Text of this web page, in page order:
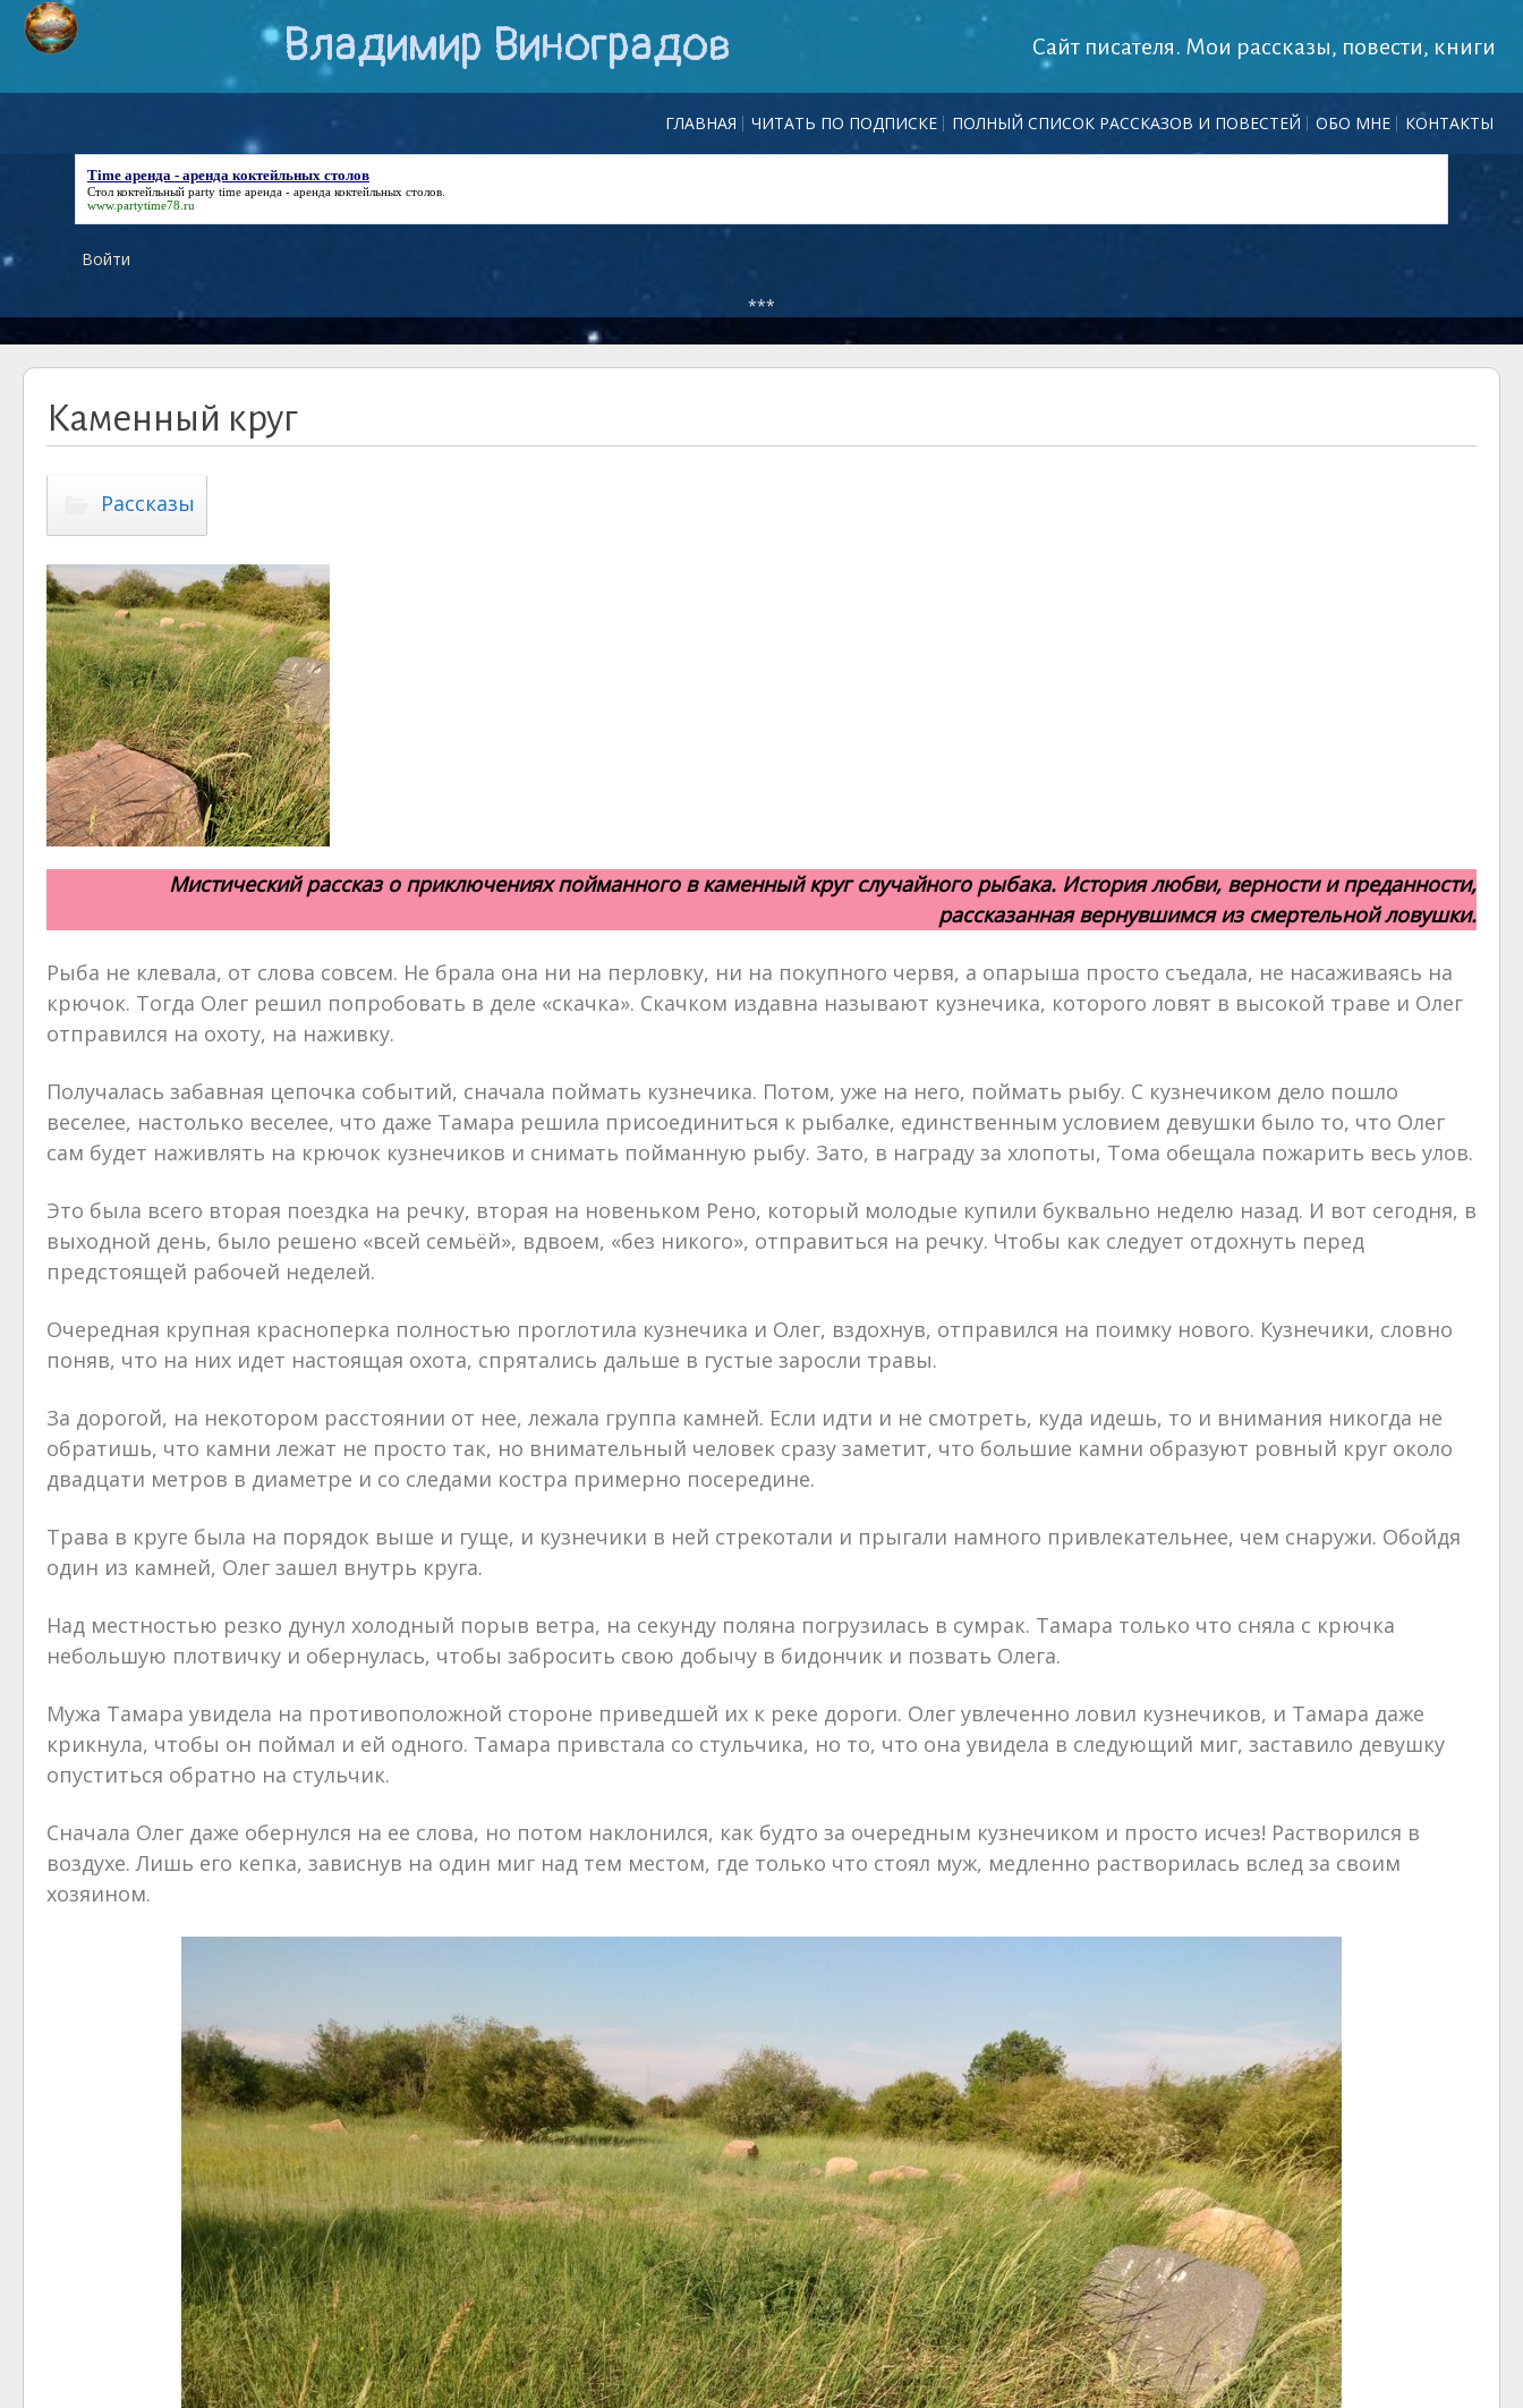
Владимир Виноградов Сайт писателя. Мои рассказы, повести, книги
ГЛАВНАЯ ЧИТАТЬ ПО ПОДПИСКЕ ПОЛНЫЙ СПИСОК РАССКАЗОВ И ПОВЕСТЕЙ ОБО МНЕ КОНТАКТЫ
Time аренда - аренда коктейльных столов
Стол коктейльный party time аренда - аренда коктейльных столов
www.partytime78.ru
Войти
***
Каменный круг
Рассказы
Мистический рассказ о приключениях пойманного в каменный круг случайного рыбака. История любви, верности и преданности,
рассказанная вернувшимся из смертельной ловушки.
Рыба не клевала, от слова совсем. Не брала она ни на перловку, ни на покупного червя, а опарыша просто съедала, не насаживаясь на
крючок. Тогда Олег решил попробовать в деле «скачка». Скачком издавна называют кузнечика, которого ловят в высокой траве и Олег
отправился на охоту, на наживку.
Получалась забавная цепочка событий, сначала поймать кузнечика. Потом, уже на него, поймать рыбу. С кузнечиком дело пошло
веселее, настолько веселее, что даже Тамара решила присоединиться к рыбалке, единственным условием девушки было то, что Олег
сам будет наживлять на крючок кузнечиков и снимать пойманную рыбу. Зато, в награду за хлопоты, Тома обещала пожарить весь улов.
Это была всего вторая поездка на речку, вторая на новеньком Рено, который молодые купили буквально неделю назад. И вот сегодня, в
выходной день, было решено «всей семьёй», вдвоем, «без никого», отправиться на речку. Чтобы как следует отдохнуть перед
предстоящей рабочей неделей.
Очередная крупная красноперка полностью проглотила кузнечика и Олег, вздохнув, отправился на поимку нового. Кузнечики, словно
поняв, что на них идет настоящая охота, спрятались дальше в густые заросли травы.
За дорогой, на некотором расстоянии от нее, лежала группа камней. Если идти и не смотреть, куда идешь, то и внимания никогда не
обратишь, что камни лежат не просто так, но внимательный человек сразу заметит, что большие камни образуют ровный круг около
двадцати метров в диаметре и со следами костра примерно посередине.
Трава в круге была на порядок выше и гуще, и кузнечики в ней стрекотали и прыгали намного привлекательнее, чем снаружи. Обойдя
один из камней, Олег зашел внутрь круга.
Над местностью резко дунул холодный порыв ветра, на секунду поляна погрузилась в сумрак. Тамара только что сняла с крючка
небольшую плотвичку и обернулась, чтобы забросить свою добычу в бидончик и позвать Олега.
Мужа Тамара увидела на противоположной стороне приведшей их к реке дороги. Олег увлеченно ловил кузнечиков, и Тамара даже
крикнула, чтобы он поймал и ей одного. Тамара привстала со стульчика, но то, что она увидела в следующий миг, заставило девушку
опуститься обратно на стульчик.
Сначала Олег даже обернулся на ее слова, но потом наклонился, как будто за очередным кузнечиком и просто исчез! Растворился в
воздухе. Лишь его кепка, зависнув на один миг над тем местом, где только что стоял муж, медленно растворилась вслед за своим
хозяином.